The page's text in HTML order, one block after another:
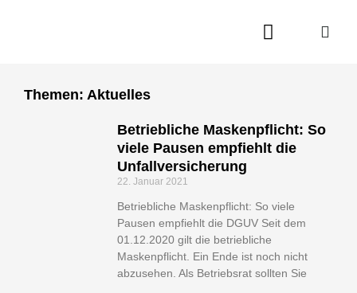
Themen: Aktuelles
Betriebliche Maskenpflicht: So
viele Pausen empfiehlt die
Unfallversicherung
22. Januar 2021
Betriebliche Maskenpflicht: So viele
Pausen empfiehlt die DGUV Seit dem
01.12.2020 gilt die betriebliche
Maskenpflicht. Ein Ende ist noch nicht
abzusehen. Als Betriebsrat sollten Sie
Seite SeiteSeiteSeite